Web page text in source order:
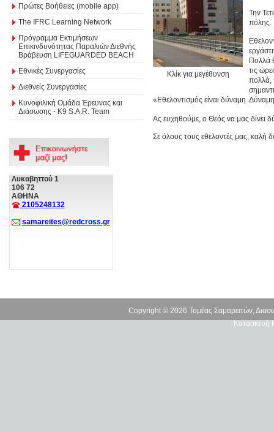
Πρώτες Βοήθειες (mobile app)
The IFRC Learning Network
Πρόγραμμα Εκτιμήσεων
Επικινδυνότητας Παραλιών Διεθνής
Βράβευση LIFEGUARDED BEACH
Εθνικές Συνεργασίες
Διεθνείς Συνεργασίες
Κυνοφιλική Ομάδα Έρευνας και
Διάσωσης - Κ9 S.A.R. Team
Λυκαβηττού 1
106 72
ΑΘΗΝΑ
2105248132
samareites@redcross.gr
Κλίκ για μεγέθυνση
Την
πόλης.
Πολλά
τις
πολλά,
«Εθελοντισμός είναι δύναμη.
Ας ευχηθούμε, ο Θεός να μας δίνει
Σε όλους τους εθελοντές μας, καλή
Copyright © 2026 Τομέας Σαμαρειτών,
Κατασκευή